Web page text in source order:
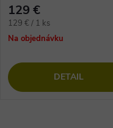
129 €
Jednotková
cena:
129 € / 1 ks
Na objednávku
DETAIL